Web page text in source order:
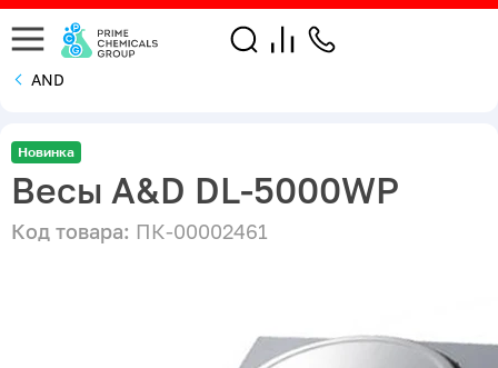
AND
Новинка
Весы A&D DL-5000WP
Код товара: ПК-00002461